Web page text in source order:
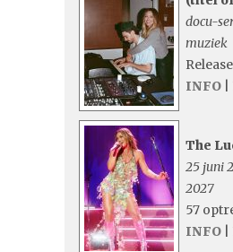
docu-
muziek
INFO
The
25 juni
2027
57
INFO